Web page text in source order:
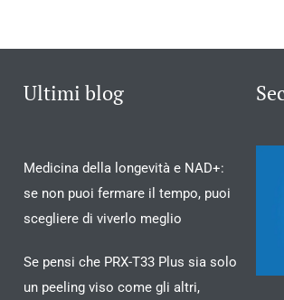
Ultimi blog
Medicina della longevità e NAD+:
se non puoi fermare il tempo, puoi
scegliere di viverlo meglio
Se pensi che PRX-T33 Plus sia solo
un peeling viso come gli altri,